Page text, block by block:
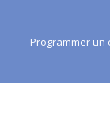
contentProgrammer un